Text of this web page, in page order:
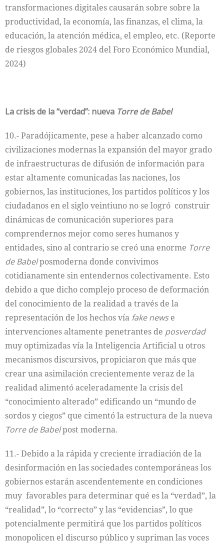
transformaciones digitales causarán sobre sobre la
productividad, la economía, las finanzas, el clima, la
educación, la atención médica, el empleo, etc. (Reporte
de riesgos globales 2024 del Foro Económico Mundial,
2024)
La crisis de la “verdad”: nueva Torre de Babel
10.- Paradójicamente, pese a haber alcanzado como
civilizaciones modernas la expansión del mayor grado
de infraestructuras de difusión de información para
estar altamente comunicadas las naciones, los
gobiernos, las instituciones, los partidos políticos y los
ciudadanos en el siglo veintiuno no se logró construir
dinámicas de comunicación superiores para
comprendernos mejor como seres humanos y
entidades, sino al contrario se creó una enorme Torre
de Babelposmoderna donde convivimos
cotidianamente sin entendernos colectivamente. Esto
debido a que dicho complejo proceso de deformación
del conocimiento de la realidad a través de la
representación de los hechos vía fake newse
intervenciones altamente penetrantes de posverdad
muy optimizadas vía la Inteligencia Artificial u otros
mecanismos discursivos, propiciaron que más que
crear una asimilación crecientemente veraz de la
realidad alimentó aceleradamente la crisis del
“conocimiento alterado” edificando un “mundo de
sordos y ciegos” que cimentó la estructura de la nueva
Torre de Babelpost moderna.
11.- Debido a la rápida y creciente irradiación de la
desinformación en las sociedades contemporáneas los
gobiernos estarán ascendentemente en condiciones
muy favorables para determinar qué es la “verdad”, la
“realidad”, lo “correcto” y las “evidencias”, lo que
potencialmente permitirá que los partidos políticos
monopolicen el discurso público y supriman las voces